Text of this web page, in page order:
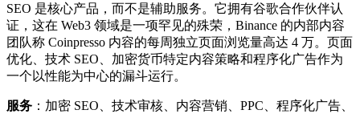
SEO 是核心产品，而不是辅助服务。它拥有谷歌合作伙伴认
证，这在 Web3 领域是一项罕见的殊荣，Binance 的内部内容
团队称 Coinpresso 内容的每周独立页面浏览量高达 4 万。页面
优化、技术 SEO、加密货币特定内容策略和程序化广告作为
一个以性能为中心的漏斗运行。
服务 ：加密 SEO、技术审核、内容营销、PPC、程序化广告、